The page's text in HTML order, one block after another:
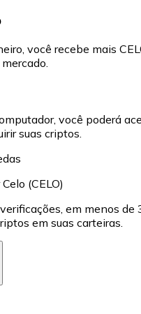
você recebe mais
você poderá
suas criptos.
(CELO)
em menos de
em suas carteiras.